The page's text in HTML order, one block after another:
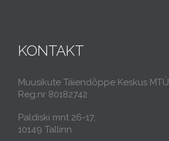
KONTAKT
Muusikute Täiendõppe Keskus MTÜ
Reg.nr 80182742
Paldiski mnt 26-17,
10149 Tallinn